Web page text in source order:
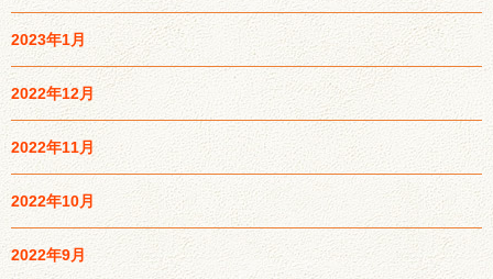
2023年1月
2022年12月
2022年11月
2022年10月
2022年9月